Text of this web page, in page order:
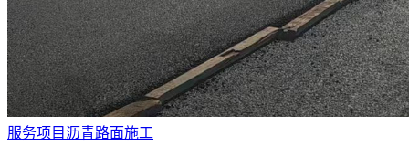
服务项目沥青路面施工